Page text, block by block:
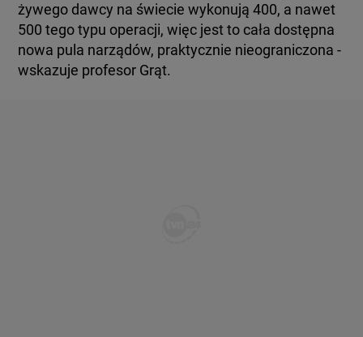
żywego dawcy na świecie wykonują 400, a nawet
500 tego typu operacji, więc jest to cała dostępna
nowa pula narządów, praktycznie nieograniczona -
wskazuje profesor Grąt.